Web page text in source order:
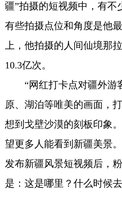
疆”拍摄的短视频中，有不
有些拍摄点位和角度是他
上，他拍摄的人间仙境那
10.3亿次。
“网红打卡点对疆外游
原、湖泊等唯美的画面，
想到戈壁沙漠的刻板印象
望更多人能看到新疆美景
发布新疆风景短视频后，
是：这是哪里？什么时候